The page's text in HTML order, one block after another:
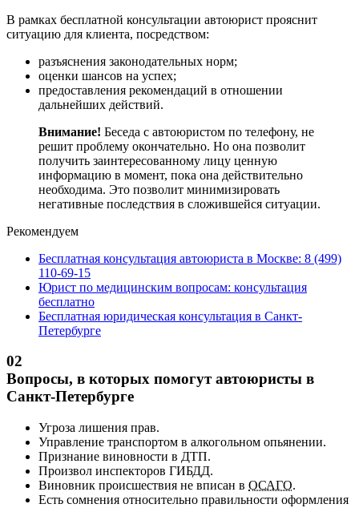
В рамках бесплатной консультации автоюрист прояснит
ситуацию для клиента, посредством:
разъяснения законодательных норм;
оценки шансов на успех;
предоставления рекомендаций в отношении
дальнейших действий.
Внимание! Беседа с автоюристом по телефону, не
решит проблему окончательно. Но она позволит
получить заинтересованному лицу ценную
информацию в момент, пока она действительно
необходима. Это позволит минимизировать
негативные последствия в сложившейся ситуации.
Рекомендуем
Бесплатная консультация автоюриста в Москве: 8 (499)
110-69-15
Юрист по медицинским вопросам: консультация
бесплатно
Бесплатная юридическая консультация в Санкт-
Петербурге
02
Вопросы, в которых помогут автоюристы в
Санкт-Петербурге
Угроза лишения прав.
Управление транспортом в алкогольном опьянении.
Признание виновности в ДТП.
Произвол инспекторов ГИБДД.
Виновник происшествия не вписан в ОСАГО.
Есть сомнения относительно правильности оформления